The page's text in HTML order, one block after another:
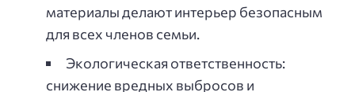
материалы делают интерьер безопасным
для всех членов семьи.
Экологическая ответственность:
снижение вредных выбросов и